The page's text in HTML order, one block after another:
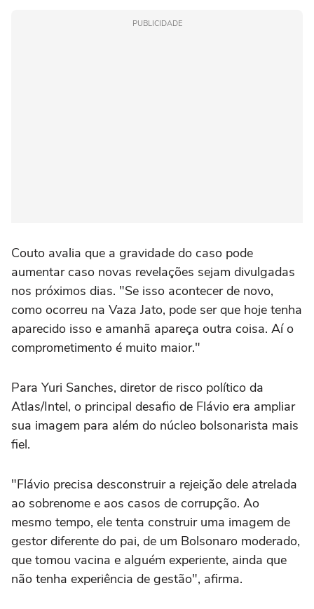
PUBLICIDADE
Couto avalia que a gravidade do caso pode
aumentar caso novas revelações sejam divulgadas
nos próximos dias. "Se isso acontecer de novo,
como ocorreu na Vaza Jato, pode ser que hoje tenha
aparecido isso e amanhã apareça outra coisa. Aí o
comprometimento é muito maior."
Para Yuri Sanches, diretor de risco político da
Atlas/Intel, o principal desafio de Flávio era ampliar
sua imagem para além do núcleo bolsonarista mais
fiel.
"Flávio precisa desconstruir a rejeição dele atrelada
ao sobrenome e aos casos de corrupção. Ao
mesmo tempo, ele tenta construir uma imagem de
gestor diferente do pai, de um Bolsonaro moderado,
que tomou vacina e alguém experiente, ainda que
não tenha experiência de gestão", afirma.